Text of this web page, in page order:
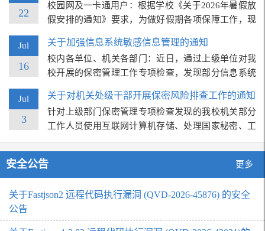
22
校园网及一卡通用户：根据学校《关于2026年暑假放
假安排的通知》要求，为做好假期各项保障工作，现
Jul
16
关于加强信息系统敏感信息管理的通知
校内各单位、机关各部门：近日，通过上级单位对我
校开展的保密管理工作专项检查，发现部分信息系统
Jul
3
关于对机关处级干部开展保密风险排查工作的通知
针对上级部门保密管理专项检查发现的我校机关部分
工作人员使用互联网计算机存储、处理国家秘密、工
作秘密（敏感信息）问题，在…
安全公告 更多
关于Fastjson2 远程代码执行漏洞 (QVD-2026-45876) 的安全
公告